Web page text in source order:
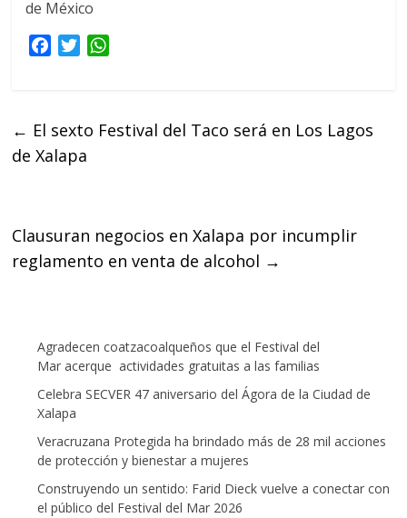
de México
b
o
T
t
e
s
← El sexto Festival del Taco será en Los Lagos
de Xalapa
Clausuran negocios en Xalapa por incumplir
reglamento en venta de alcohol →
Agradecen coatzacoalqueños que el Festival del
Mar acerque actividades gratuitas a las familias
Celebra SECVER 47 aniversario del Ágora de la Ciudad de
Xalapa
Veracruzana Protegida ha brindado más de 28 mil acciones
de protección y bienestar a mujeres
Construyendo un sentido: Farid Dieck vuelve a conectar con
el público del Festival del Mar 2026